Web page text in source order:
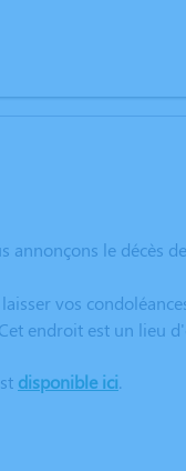
annonçons le décès
vos
endroit est un lieu
disponible ici.